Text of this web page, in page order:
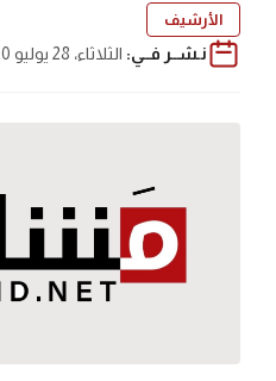
الأرشيف
نـشــر فــي: الثلاثاء، 28 يوليو 2020 | 1:43 ص